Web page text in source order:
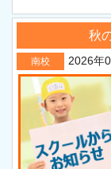
秋
南校
2026年